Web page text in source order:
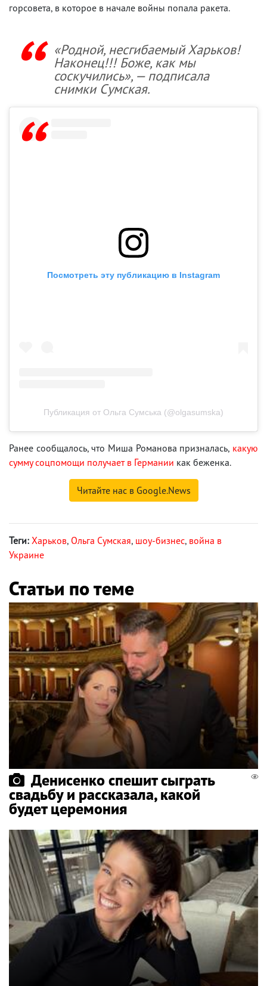
горсовета, в которое в начале войны попала ракета.
«Родной, несгибаемый Харьков!
Наконец!!! Боже, как мы
соскучились», — подписала
снимки Сумская.
Посмотреть эту публикацию в Instagram
Публикация от Ольга Сумська (@olgasumska)
Ранее сообщалось, что Миша Романова призналась, какую
сумму соцпомощи получает в Германии как беженка.
Читайте нас в Google.News
Теги: Харьков, Ольга Сумская, шоу-бизнес, война в
Украине
Статьи по теме
Денисенко спешит сыграть
свадьбу и рассказала, какой
будет церемония